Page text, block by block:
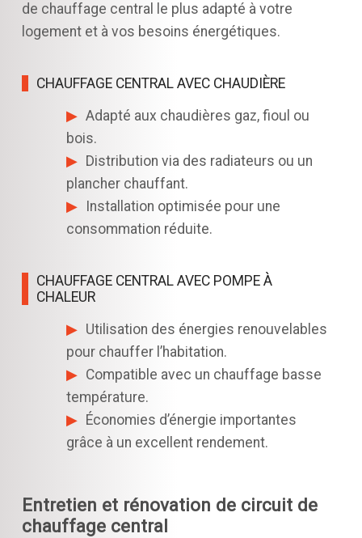
de chauffage central le plus adapté à votre
logement et à vos besoins énergétiques.
CHAUFFAGE CENTRAL AVEC CHAUDIÈRE
Adapté aux chaudières gaz, fioul ou
bois.
Distribution via des radiateurs ou un
plancher chauffant.
Installation optimisée pour une
consommation réduite.
CHAUFFAGE CENTRAL AVEC POMPE À
CHALEUR
Utilisation des énergies renouvelables
pour chauffer l’habitation.
Compatible avec un chauffage basse
température.
Économies d’énergie importantes
grâce à un excellent rendement.
Entretien et rénovation de circuit de
chauffage central